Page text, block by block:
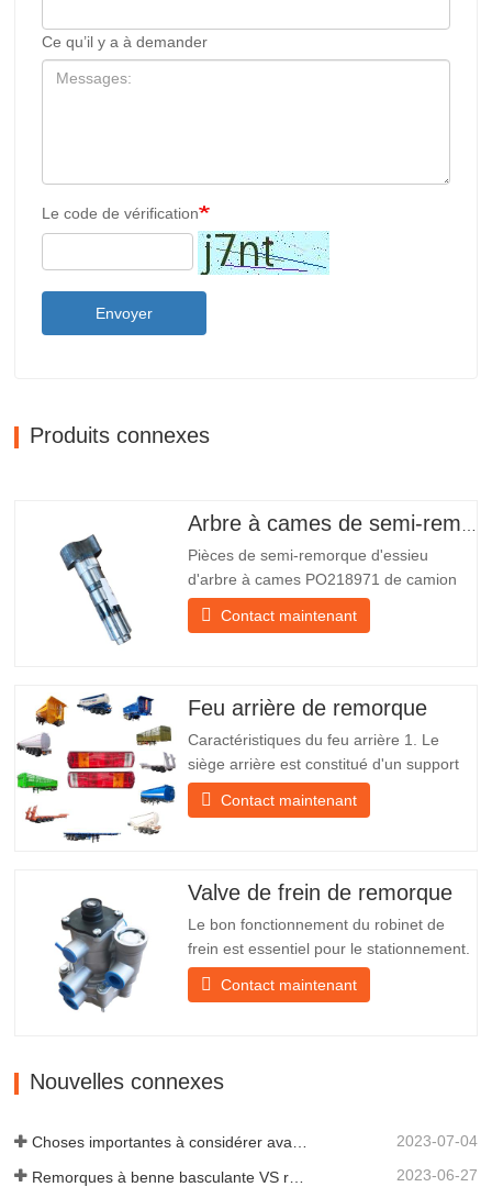
Ce qu’il y a à demander
Le code de vérification
Envoyer
Produits connexes
Pièces de semi-remorque d'essieu
d'arbre à cames PO218971 de camion
chinois à vendre Caractéristiques Produit
Pièces de rechange pour remorque
expédition À propos de nous Chengda
Group est un fabricant chinois de…
Contact maintenant
Feu arrière de remorque
Caractéristiques du feu arrière 1. Le
siège arrière est constitué d'un support
en fer, beaucoup plus résistant que
d'autres matériaux. Des vis et des écrous
l'abat-jour pour mieux protéger l'abat-jour
Contact maintenant
Valve de frein de remorque
Le bon fonctionnement du robinet de
frein est essentiel pour le stationnement.
Il assure un freinage en douceur de la
remorque. Fondée en 2005, Chengda
scientifiques et une équipe…
Contact maintenant
Nouvelles connexes
Choses importantes à considérer avant d'acheter une remorque à benne basculante 2023-07-04
2023-06-27